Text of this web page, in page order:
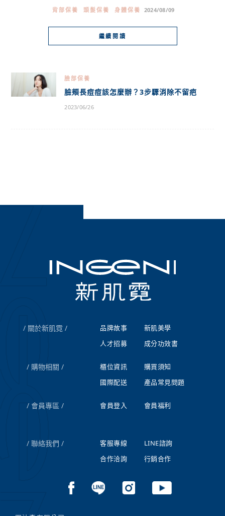
背部保養 頭髮保養 身體保養 2024/08/09
繼續閱讀
臉部保養
臉頰長痘痘該怎麼辦？3步驟消除不留疤
2023/06/26
關於新肌霓 品牌故事
新肌美學
人才招募
成分功效書
購物相關 櫃位資訊
購買須知
國際配送
產品常見問題
會員專區 會員登入 會員福利
聯絡我們 客服專線
LINE諮詢
合作洽詢
行銷合作